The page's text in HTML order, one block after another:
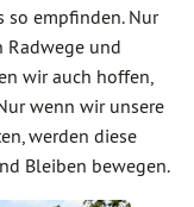
so empfinden. Nur
Radwege und
wir auch hoffen,
wenn wir unsere
werden diese
Bleiben bewegen.